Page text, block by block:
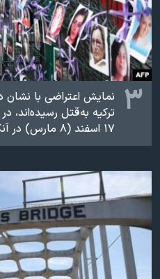
۳
نمایش اعتراضی با
ترکيه به‌قتل رسيده‌اند،
۱۷ اسفند (۸ مارس) در آنکارا، ترکيه.